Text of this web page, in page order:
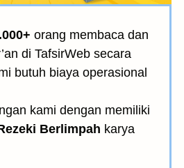
orang membaca dan
di TafsirWeb secara
butuh biaya operasional
kami dengan memiliki
Berlimpah karya